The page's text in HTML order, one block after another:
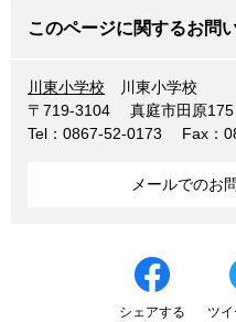
このページに関するお問
川東小学校
川東小学校
〒719-3104
真庭市田原175
Tel：0867-52-0173
Fax：
メールでのお
シェアする ツ